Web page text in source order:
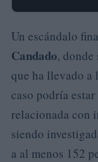
Un escándalo
Candado,
que ha llevado a
caso podría
relacionada con
siendo
a al menos 152